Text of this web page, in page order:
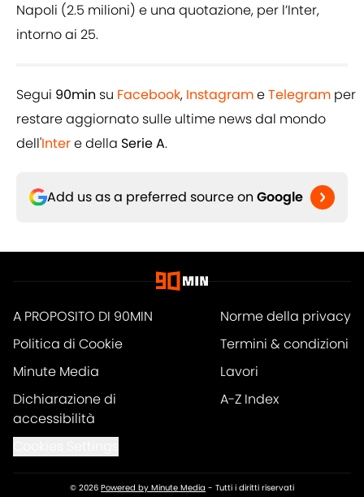
Napoli (2.5 milioni) e una quotazione, per l’Inter,
intorno ai 25.
Segui 90min su Facebook, InstagrameTelegram per
restare aggiornato sulle ultime news dal mondo
dell'Intere della Serie A.
Add us as a preferred source on Google
A PROPOSITO DI 90MIN
Norme della privacy
Politica di Cookie
Termini & condizioni
Minute Media
Lavori
Dichiarazione di
accessibilità
A-Z Index
© 2026 Powered by Minute Media - Tutti i diritti riservati